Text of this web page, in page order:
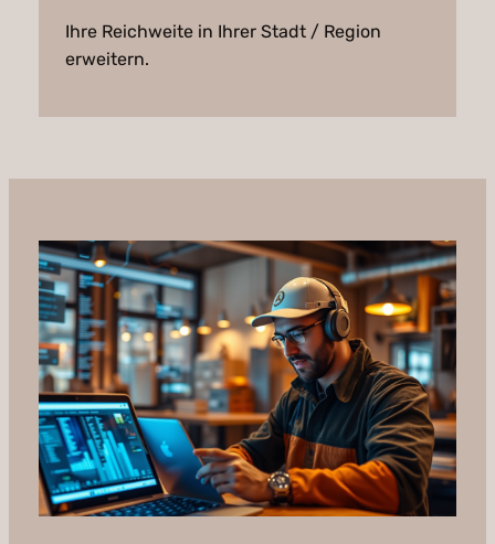
Ihre Reichweite in Ihrer Stadt / Region
erweitern.